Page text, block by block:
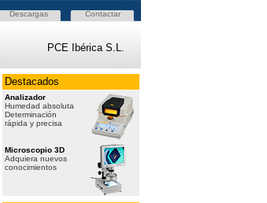
Descargas Contactar
PCE Ibérica S.L.
Destacados
Analizador
Humedad absoluta
Determinación
rápida y precisa
Microscopio 3D
Adquiera nuevos
conocimientos